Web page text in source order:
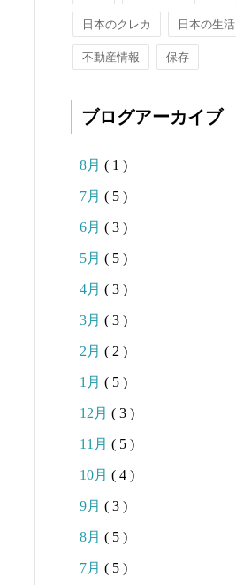
日本のクレカ 日本の生活
不動産情報 保存
ブログアーカイブ
8月 ( 1 )
7月 ( 5 )
6月 ( 3 )
5月 ( 5 )
4月 ( 3 )
3月 ( 3 )
2月 ( 2 )
1月 ( 5 )
12月 ( 3 )
11月 ( 5 )
10月 ( 4 )
9月 ( 3 )
8月 ( 5 )
7月 ( 5 )